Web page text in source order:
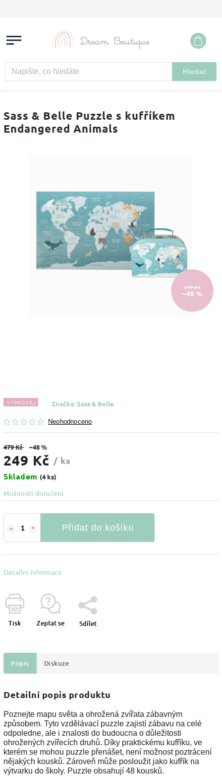
Hledat
Sass & Belle Puzzle s kufříkem
Endangered Animals
479 Kč
–48 %
VÝPRODEJ
Neohodnoceno
Značka:Sass & Belle
479 Kč –48 %
249 Kč / ks
Skladem (4 ks)
Možnosti doručení
Přidat do košíku
Detailní informace
Tisk Zeptat se Sdílet
Popis Diskuze
Detailní popis produktu
Poznejte mapu světa a ohrožená zvířata zábavným
způsobem. Tyto vzdělávací puzzle zajistí zábavu na celé
odpoledne, ale i znalosti do budoucna o důležitosti
ohrožených zvířecích druhů. Díky praktickému kufříku, ve
kterém se mohou puzzle přenášet, není možnost poztrácení
nějakých kousků. Zároveň může posloužit jako kufřík na
výtvarku do školy. Puzzle obsahují 48 kousků.